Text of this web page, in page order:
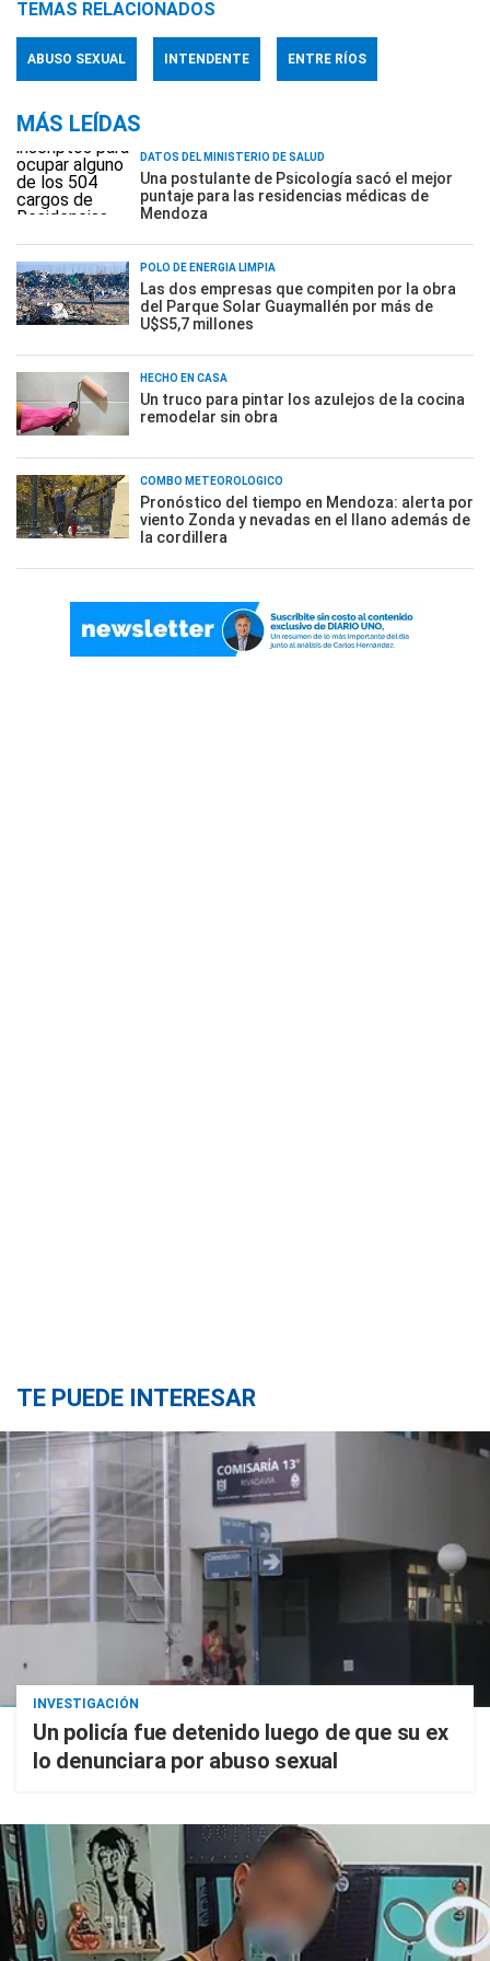
TEMAS RELACIONADOS
ABUSO SEXUAL INTENDENTE ENTRE RÍOS
MÁS LEÍDAS
DATOS DEL MINISTERIO DE SALUD
Una postulante de Psicología sacó el mejor
puntaje para las residencias médicas de
Mendoza
POLO DE ENERGÍA LIMPIA
Las dos empresas que compiten por la obra
del Parque Solar Guaymallén por más de
U$S5,7 millones
HECHO EN CASA
Un truco para pintar los azulejos de la cocina
remodelar sin obra
COMBO METEOROLÓGICO
Pronóstico del tiempo en Mendoza: alerta por
viento Zonda y nevadas en el llano además de
la cordillera
TE PUEDE INTERESAR
INVESTIGACIÓN
Un policía fue detenido luego de que su ex
lo denunciara por abuso sexual